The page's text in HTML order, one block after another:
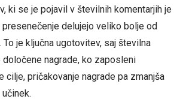
ki se je pojavil v številnih komentarjih je
presenečenje delujejo veliko bolje od
je ključna ugotovitev, saj številna
nagrade, ko zaposleni
cilje, pričakovanje nagrade pa zmanjša